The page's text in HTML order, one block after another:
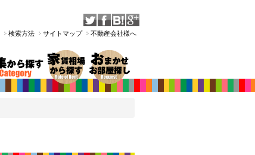
検索方法 サイトマップ 不動産会社様へ